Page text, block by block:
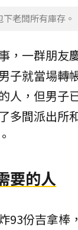
老闆所有庫存。
，一群朋友
子就當場轉
人，但男子
多間派出所
要的人
93份吉拿棒